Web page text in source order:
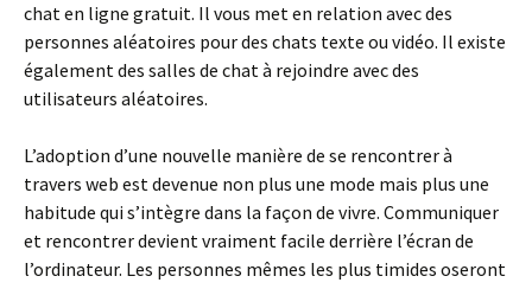
chat en ligne gratuit. Il vous met en relation avec des
personnes aléatoires pour des chats texte ou vidéo. Il existe
également des salles de chat à rejoindre avec des
utilisateurs aléatoires.
L’adoption d’une nouvelle manière de se rencontrer à
travers web est devenue non plus une mode mais plus une
habitude qui s’intègre dans la façon de vivre. Communiquer
et rencontrer devient vraiment facile derrière l’écran de
l’ordinateur. Les personnes mêmes les plus timides oseront